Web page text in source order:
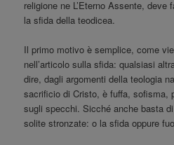
religione ne L’Eterno Assente,
la sfida della teodicea.
Il primo motivo è semplice, come
nell’articolo sulla sfida: qualsiasi
dire, dagli argomenti della teologia
sacrificio di Cristo, è fuffa, sofisma,
sugli specchi. Sicché anche basta
solite stronzate: o la sfida oppure